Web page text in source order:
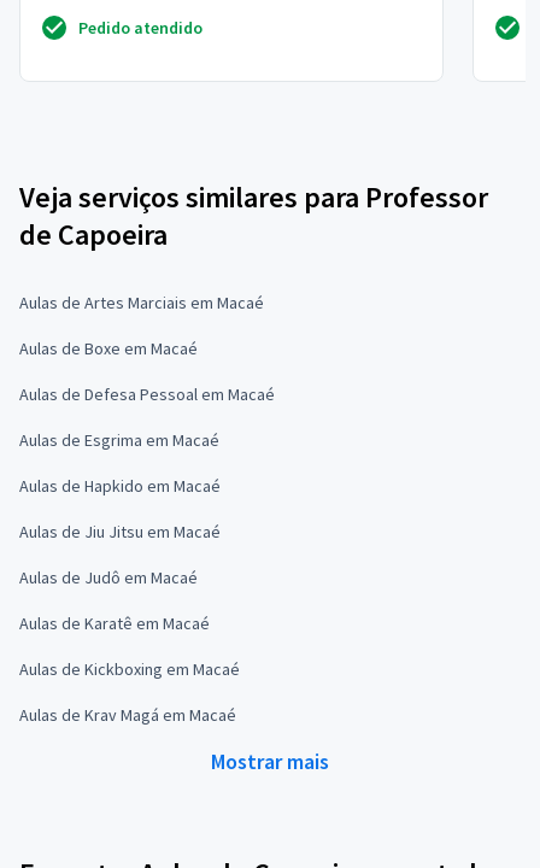
Pedido atendido
Veja serviços similares para Professor
de Capoeira
Aulas de Artes Marciais em Macaé
Aulas de Boxe em Macaé
Aulas de Defesa Pessoal em Macaé
Aulas de Esgrima em Macaé
Aulas de Hapkido em Macaé
Aulas de Jiu Jitsu em Macaé
Aulas de Judô em Macaé
Aulas de Karatê em Macaé
Aulas de Kickboxing em Macaé
Aulas de Krav Magá em Macaé
Mostrar mais